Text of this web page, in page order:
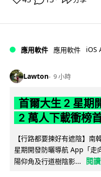
應用軟件 應用軟件 iOS
Lawton 9 小時
首爾大生 2 星期
2 萬人下載衝榜
【行路都要揀好有遮陰】
星期開發防曬導航 App「走
陽仰角及行道樹陰影...
閱